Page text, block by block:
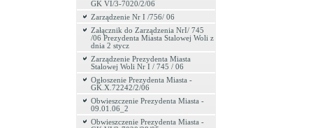
GK VI/3-7020/2/06
Zarządzenie Nr I /756/ 06
Załącznik do Zarządzenia NrI/ 745
/06 Prezydenta Miasta Stalowej Woli z
dnia 2 stycz
Zarządzenie Prezydenta Miasta
Stalowej Woli Nr I / 745 / 06
Ogłoszenie Prezydenta Miasta -
GK.X.72242/2/06
Obwieszczenie Prezydenta Miasta -
09.01.06_2
Obwieszczenie Prezydenta Miasta -